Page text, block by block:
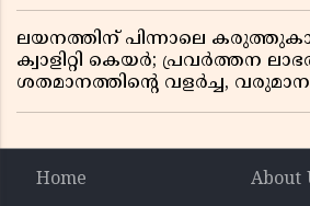
ലയനത്തിന് പിന്നാലെ
ക്വാളിറ്റി കെയർ; പ്രവർത്തന
ശതമാനത്തിൻ്റെ വളർച്ച,
Home
About